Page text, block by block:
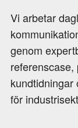
Vi arbetar
genom
kundtidningar
för